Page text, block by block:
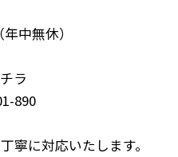
中無休）
ラ
890
寧に対応いたします。